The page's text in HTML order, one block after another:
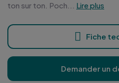
ton sur ton. Poch...
Lire plus
Fiche
Demander un